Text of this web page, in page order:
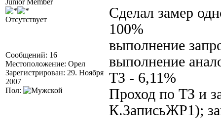
Junior Member
Отсутствует
Сообщений: 16
Местоположение: Орел
Зарегистрирован: 29. Ноября
2007
Пол:
Сделал замер
100%
выполнение
выполнение
ТЗ - 6,11%
Проход по ТЗ и
К.ЗаписьЖР1);